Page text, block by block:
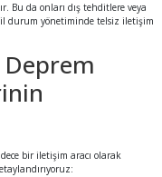
Bu da onları dış tehditlere veya
durum yönetiminde telsiz iletişim
bir iletişim aracı olarak